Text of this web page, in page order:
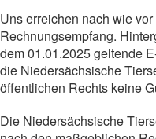
Uns erreichen nach wie
Rechnungsempfang.
dem 01.01.2025 geltende
die Niedersächsische
öffentlichen Rechts keine
Die Niedersächsische